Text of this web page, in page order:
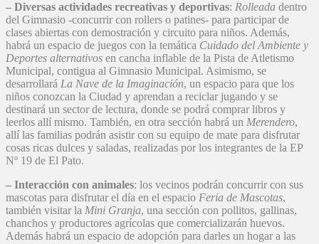
– Diversas actividades recreativas y deportivas: Rolleada dentro
del Gimnasio -concurrir con rollers o patines- para participar de
clases abiertas con demostración y circuito para niños. Además,
habrá un espacio de juegos con la temática Cuidado del Ambiente y
Deportes alternativos en cancha inflable de la Pista de Atletismo
Municipal, contigua al Gimnasio Municipal. Asimismo, se
desarrollará La Nave de la Imaginación, un espacio para que los
niños conozcan la Ciudad y aprendan a reciclar jugando y se
destinará un sector de lectura, donde se podrá comprar libros y
leerlos allí mismo. También, en otra sección habrá un Merendero,
allí las familias podrán asistir con su equipo de mate para disfrutar
cosas ricas dulces y saladas, realizadas por los integrantes de la EP
Nº 19 de El Pato.
– Interacción con animales: los vecinos podrán concurrir con sus
mascotas para disfrutar el día en el espacio Feria de Mascotas,
también visitar la Mini Granja, una sección con pollitos, gallinas,
chanchos y productores agrícolas que comercializarán huevos.
Además habrá un espacio de adopción para darles un hogar a las